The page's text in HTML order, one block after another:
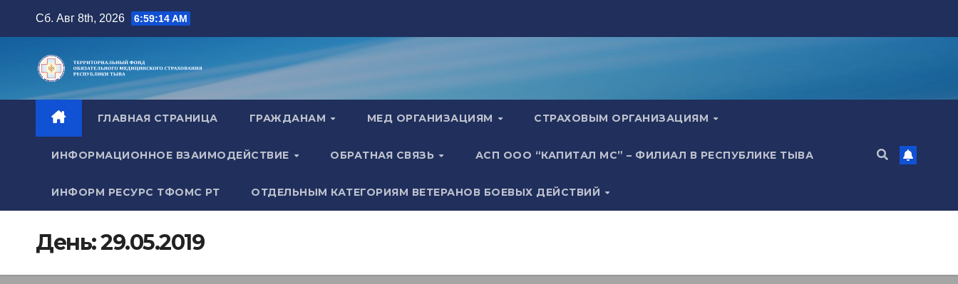
содержимому
Сб. Авг 8th, 2026 6:59:15 AM
ГЛАВНАЯ СТРАНИЦА ГРАЖДАНАМ МЕД ОРГАНИЗАЦИЯМ СТРАХОВЫМ ОРГАНИЗАЦИЯМ
ИНФОРМАЦИОННОЕ ВЗАИМОДЕЙСТВИЕ ОБРАТНАЯ СВЯЗЬ АСП ООО “КАПИТАЛ МС” – ФИЛИАЛ В РЕСПУБЛИКЕ ТЫВА
ИНФОРМ РЕСУРС ТФОМС РТ ОТДЕЛЬНЫМ КАТЕГОРИЯМ ВЕТЕРАНОВ БОЕВЫХ ДЕЙСТВИЙ
День:29.05.2019